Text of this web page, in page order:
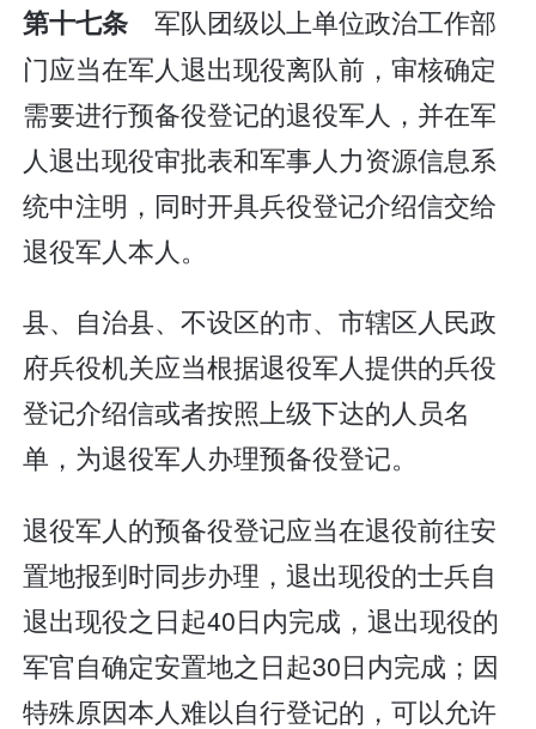
第十七条军队团级以上单位政治工作部
门应当在军人退出现役离队前，审核确定
需要进行预备役登记的退役军人，并在军
人退出现役审批表和军事人力资源信息系
统中注明，同时开具兵役登记介绍信交给
退役军人本人。
县、自治县、不设区的市、市辖区人民政
府兵役机关应当根据退役军人提供的兵役
登记介绍信或者按照上级下达的人员名
单，为退役军人办理预备役登记。
退役军人的预备役登记应当在退役前往安
置地报到时同步办理，退出现役的士兵自
退出现役之日起40日内完成，退出现役的
军官自确定安置地之日起30日内完成；因
特殊原因本人难以自行登记的，可以允许